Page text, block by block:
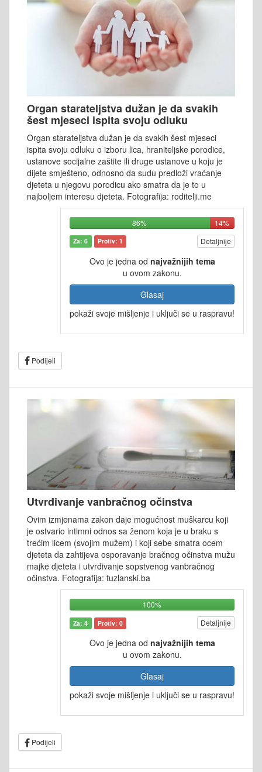
Organ starateljstva dužan je da svakih
šest mjeseci ispita svoju odluku
Organ starateljstva dužan je da svakih šest mjeseci
ispita svoju odluku o izboru lica, hraniteljske porodice,
ustanove socijalne zaštite ili druge ustanove u koju je
dijete smješteno, odnosno da sudu predloži vraćanje
djeteta u njegovu porodicu ako smatra da je to u
najboljem interesu djeteta. Fotografija: roditelji.me
86% 14%
Za: 6 Protiv: 1 Detaljnije
Ovo je jedna od najvažnijih tema
u ovom zakonu.
Glasaj
pokaži svoje mišljenje i uključi se u raspravu!
Podijeli
Utvrđivanje vanbračnog očinstva
Ovim izmjenama zakon daje mogućnost muškarcu koji
je ostvario intimni odnos sa ženom koja je u braku s
trećim licem (svojim mužem) i koji sebe smatra ocem
djeteta da zahtijeva osporavanje bračnog očinstva mužu
majke djeteta i utvrđivanje sopstvenog vanbračnog
očinstva. Fotografija: tuzlanski.ba
100%
Za: 4 Protiv: 0 Detaljnije
Ovo je jedna od najvažnijih tema
u ovom zakonu.
Glasaj
pokaži svoje mišljenje i uključi se u raspravu!
Podijeli